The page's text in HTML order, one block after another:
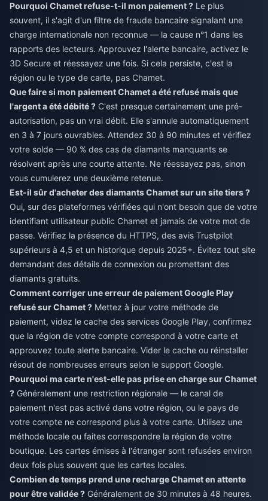
Pourquoi Chamet refuse-t-il mon paiement ? Le plus
souvent, il s'agit d'un filtre de fraude bancaire signalant une
charge internationale non reconnue — la cause n°1 dans les
rapports des lecteurs. Approuvez l'alerte bancaire, activez le
3D Secure et réessayez une fois. Si cela persiste, c'est la
région ou le type de carte, pas Chamet.
Que faire si mon paiement Chamet a été refusé mais que
l'argent a été débité ? C'est presque certainement une pré-
autorisation, pas un vrai débit. Elle s'annule automatiquement
en 3 à 7 jours ouvrables. Attendez 30 à 90 minutes et vérifiez
votre solde — 90 % des cas de diamants manquants se
résolvent après une courte attente. Ne réessayez pas, sinon
vous cumulerez une deuxième retenue.
Est-il sûr d'acheter des diamants Chamet sur un site tiers ?
Oui, sur des plateformes vérifiées qui n'ont besoin que de votre
identifiant utilisateur public Chamet et jamais de votre mot de
passe. Vérifiez la présence du HTTPS, des avis Trustpilot
supérieurs à 4,5 et un historique depuis 2025+. Évitez tout site
demandant des détails de connexion ou promettant des
diamants gratuits.
Comment corriger une erreur de paiement Google Play
refusé sur Chamet ? Mettez à jour votre méthode de
paiement, videz le cache des services Google Play, confirmez
que la région de votre compte correspond à votre carte et
approuvez toute alerte bancaire. Vider le cache ou réinstaller
résout de nombreuses erreurs selon le support Google.
Pourquoi ma carte n'est-elle pas prise en charge sur Chamet
? Généralement une restriction régionale — le canal de
paiement n'est pas activé dans votre région, ou le pays de
votre compte ne correspond plus à votre carte. Utilisez une
méthode locale ou faites correspondre la région de votre
boutique. Les cartes émises à l'étranger sont refusées environ
deux fois plus souvent que les cartes locales.
Combien de temps prend une recharge Chamet en attente
pour être validée ? Généralement de 30 minutes à 48 heures.